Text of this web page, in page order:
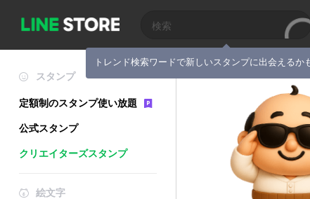
トレンド検索ワードで新しいスタンプに出会えるか
スタンプ
定額制のスタンプ使い放題
公式スタンプ
クリエイターズスタンプ
絵文字